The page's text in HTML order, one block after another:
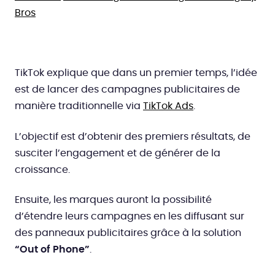
Bros
TikTok explique que dans un premier temps, l’idée
est de lancer des campagnes publicitaires de
manière traditionnelle via TikTok Ads.
L’objectif est d’obtenir des premiers résultats, de
susciter l’engagement et de générer de la
croissance.
Ensuite, les marques auront la possibilité
d’étendre leurs campagnes en les diffusant sur
des panneaux publicitaires grâce à la solution
“Out of Phone”.